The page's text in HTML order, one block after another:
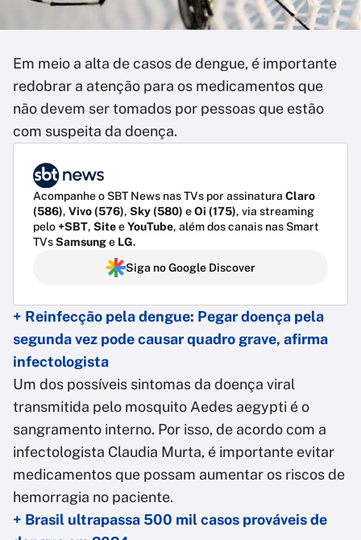
Em meio a alta de casos de dengue, é importante
redobrar a atenção para os medicamentos que
não devem ser tomados por pessoas que estão
com suspeita da doença.
Acompanhe o SBT News nas TVs por assinatura Claro
(586), Vivo (576), Sky (580) eOi (175), via streaming
pelo+SBT, SiteeYouTube, além dos canais nas Smart
TVsSamsunge LG.
Siga no Google Discover
+ Reinfecção pela dengue: Pegar doença pela
segunda vez pode causar quadro grave, afirma
infectologista
Um dos possíveis sintomas da doença viral
transmitida pelo mosquito Aedes aegypti é o
sangramento interno. Por isso, de acordo com a
infectologista Claudia Murta, é importante evitar
medicamentos que possam aumentar os riscos de
hemorragia no paciente.
+ Brasil ultrapassa 500 mil casos prováveis de